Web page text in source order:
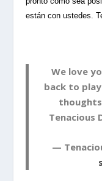
están con ustedes.
We love
back to
Tenacious
—